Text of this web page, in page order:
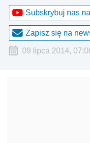
Subskrybuj nas
Zapisz się na
09 lipca 2014,